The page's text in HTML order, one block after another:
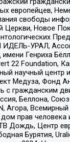
европейцев,
свободы
Церкви, Новое
УРАЛ,
Генриха
22 Foundation,
научный центр
Медуза, Фонд
с гражданским
Беллона,
Агора,
дом прав
Дождь, Центр
Бурятия,